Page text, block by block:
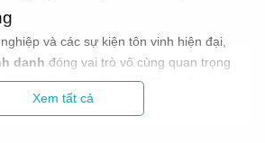
và các sự kiện tôn vinh hiện đại,
danh đóng vai trò vô cùng quan trọng
và ghi nhận thành tựu. Một chiếc cúp
chất lượng sẽ nâng tầm giá trị thương hiệu
Xem tất cả